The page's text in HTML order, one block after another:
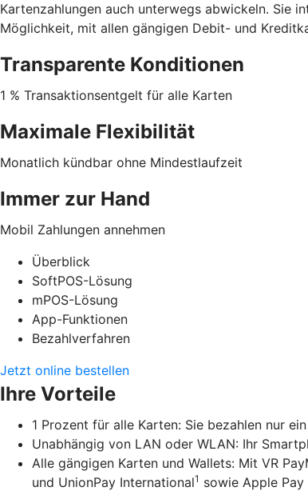
Kartenzahlungen auch unterwegs abwickeln. Sie
Möglichkeit, mit allen gängigen Debit- und
Transparente Konditionen
1 % Transaktionsentgelt für alle Karten
Maximale Flexibilität
Monatlich kündbar ohne Mindestlaufzeit
Immer zur Hand
Mobil Zahlungen annehmen
Überblick
SoftPOS-Lösung
mPOS-Lösung
App-Funktionen
Bezahlverfahren
Jetzt online bestellen
Ihre Vorteile
1 Prozent für alle Karten: Sie bezahlen nur
Unabhängig von LAN oder WLAN: Ihr
Alle gängigen Karten und Wallets: Mit VR
und UnionPay International1 sowie Apple Pay